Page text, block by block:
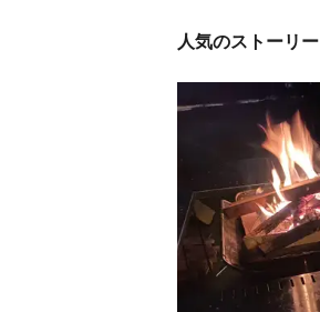
人気のストーリー